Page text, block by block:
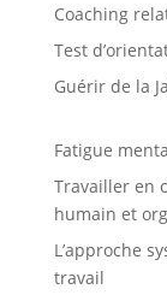
Coaching
Test
Guérir de la
Fatigue
Travailler en
humain et
L’approche
travail